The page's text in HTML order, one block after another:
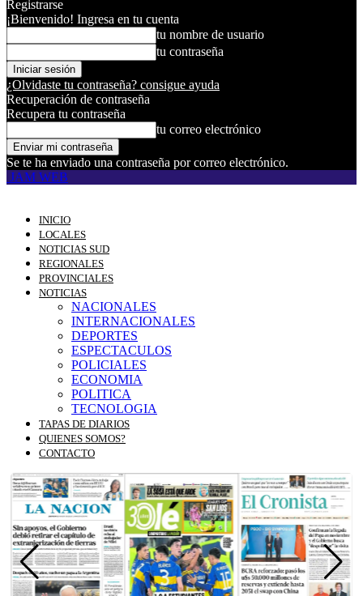
Registrarse
¡Bienvenido! Ingresa en tu cuenta
tu nombre de usuario
tu contraseña
¿Olvidaste tu contraseña? consigue ayuda
Recuperación de contraseña
Recupera tu contraseña
tu correo electrónico
Se te ha enviado una contraseña por correo electrónico.
JAM WEB
INICIO
LOCALES
NOTICIAS SUD
REGIONALES
PROVINCIALES
NOTICIAS
NACIONALES
INTERNACIONALES
DEPORTES
ESPECTACULOS
POLICIALES
ECONOMIA
POLITICA
TECNOLOGIA
TAPAS DE DIARIOS
QUIENES SOMOS?
CONTACTO